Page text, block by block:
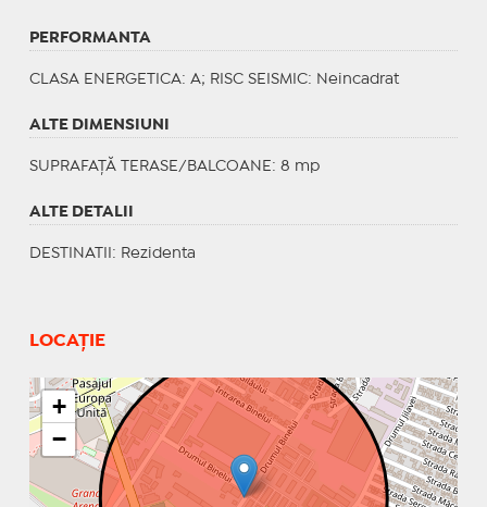
PERFORMANTA
CLASA ENERGETICA: A; RISC SEISMIC: Neincadrat
ALTE DIMENSIUNI
SUPRAFAȚĂ TERASE/BALCOANE: 8 mp
ALTE DETALII
DESTINATII : Rezidenta
LOCAȚIE
+
−